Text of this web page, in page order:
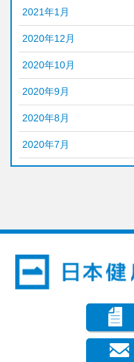
2021年1月
2020年12月
2020年10月
2020年9月
2020年8月
2020年7月